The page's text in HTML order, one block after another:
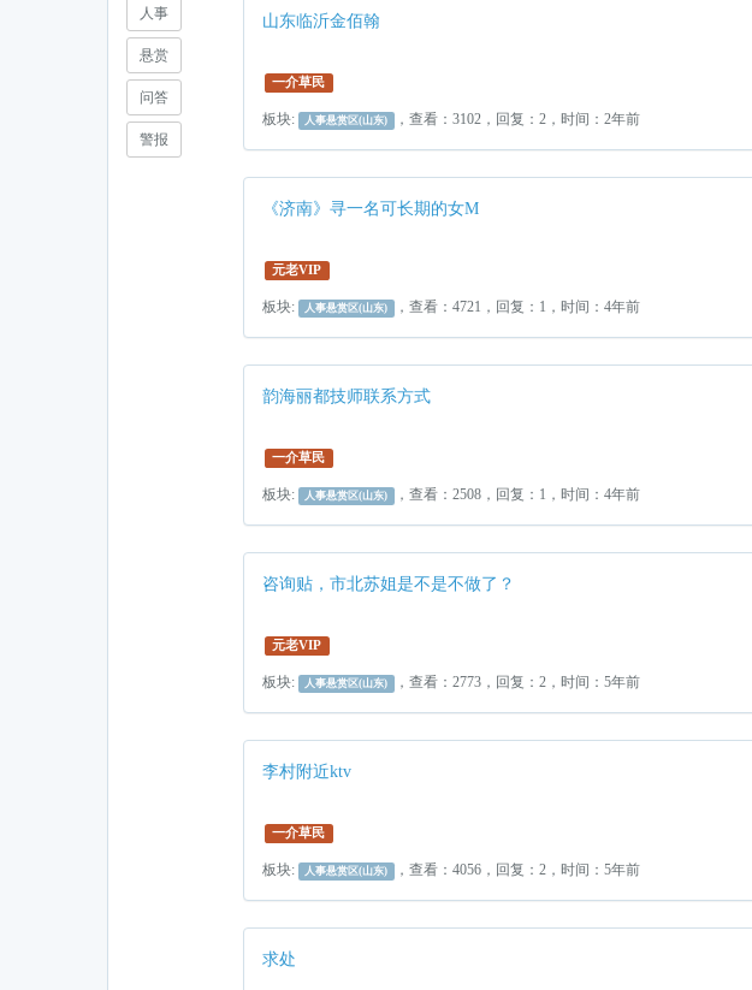
人事
悬赏
问答
警报
山东临沂金佰翰
一介草民
板块: 人事悬赏区(山东) ，查看：3102，回复：2，时间：2年前
《济南》寻一名可长期的女M
元老VIP
板块: 人事悬赏区(山东) ，查看：4721，回复：1，时间：4年前
韵海丽都技师联系方式
一介草民
板块: 人事悬赏区(山东) ，查看：2508，回复：1，时间：4年前
咨询贴，市北苏姐是不是不做了？
元老VIP
板块: 人事悬赏区(山东) ，查看：2773，回复：2，时间：5年前
李村附近ktv
一介草民
板块: 人事悬赏区(山东) ，查看：4056，回复：2，时间：5年前
求处